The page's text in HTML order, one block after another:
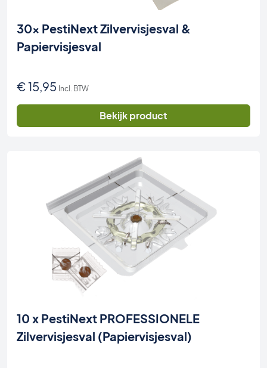
30x PestiNext Zilvervisjesval &
Papiervisjesval
€15,95 Incl. BTW
Bekijk product
10 x PestiNext PROFESSIONELE
Zilvervisjesval (Papiervisjesval)